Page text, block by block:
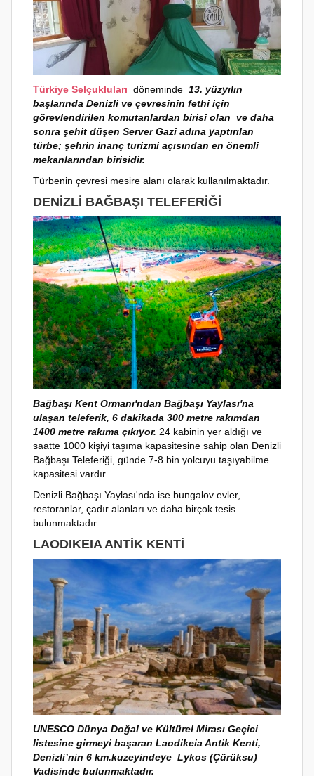
Türkiye Selçukluları döneminde 13. yüzyılın
başlarında Denizli ve çevresinin fethi için
görevlendirilen komutanlardan birisi olan ve daha
sonra şehit düşen Server Gazi adına yaptırılan
türbe; şehrin inanç turizmi açısından en önemli
mekanlarından birisidir.
Türbenin çevresi mesire alanı olarak kullanılmaktadır.
DENIZLI BAĞBAŞI TELEFERIĞI
Bağbaşı Kent Ormanı'ndan Bağbaşı Yaylası'na
ulaşan teleferik, 6 dakikada 300 metre rakımdan
1400 metre rakıma çıkıyor. 24 kabinin yer aldığı ve
saatte 1000 kişiyi taşıma kapasitesine sahip olan Denizli
Bağbaşı Teleferiği, günde 7-8 bin yolcuyu taşıyabilme
kapasitesi vardır.
Denizli Bağbaşı Yaylası'nda ise bungalov evler,
restoranlar, çadır alanları ve daha birçok tesis
bulunmaktadır.
LAODIKEIA ANTIK KENTI
UNESCO Dünya Doğal ve Kültürel Mirası Geçici
listesine girmeyi başaran Laodikeia Antik Kenti,
Denizli’nin 6 km.kuzeyindeye Lykos (Çürüksu)
Vadisinde bulunmaktadır.